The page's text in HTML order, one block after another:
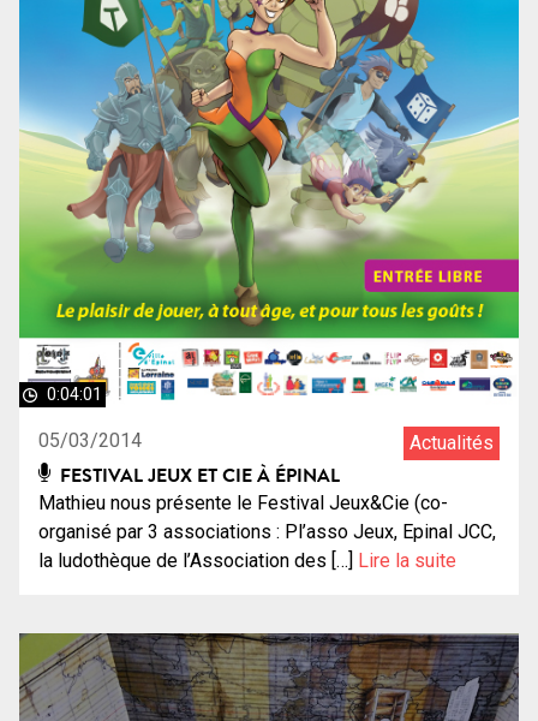
0:04:01
05/03/2014 Actualités
FESTIVAL JEUX ET CIE À ÉPINAL
Mathieu nous présente le Festival Jeux&Cie (co-
organisé par 3 associations : Pl’asso Jeux, Epinal JCC,
la ludothèque de l’Association des […] Lire la suite